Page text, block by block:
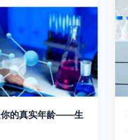
你的真实年龄——生